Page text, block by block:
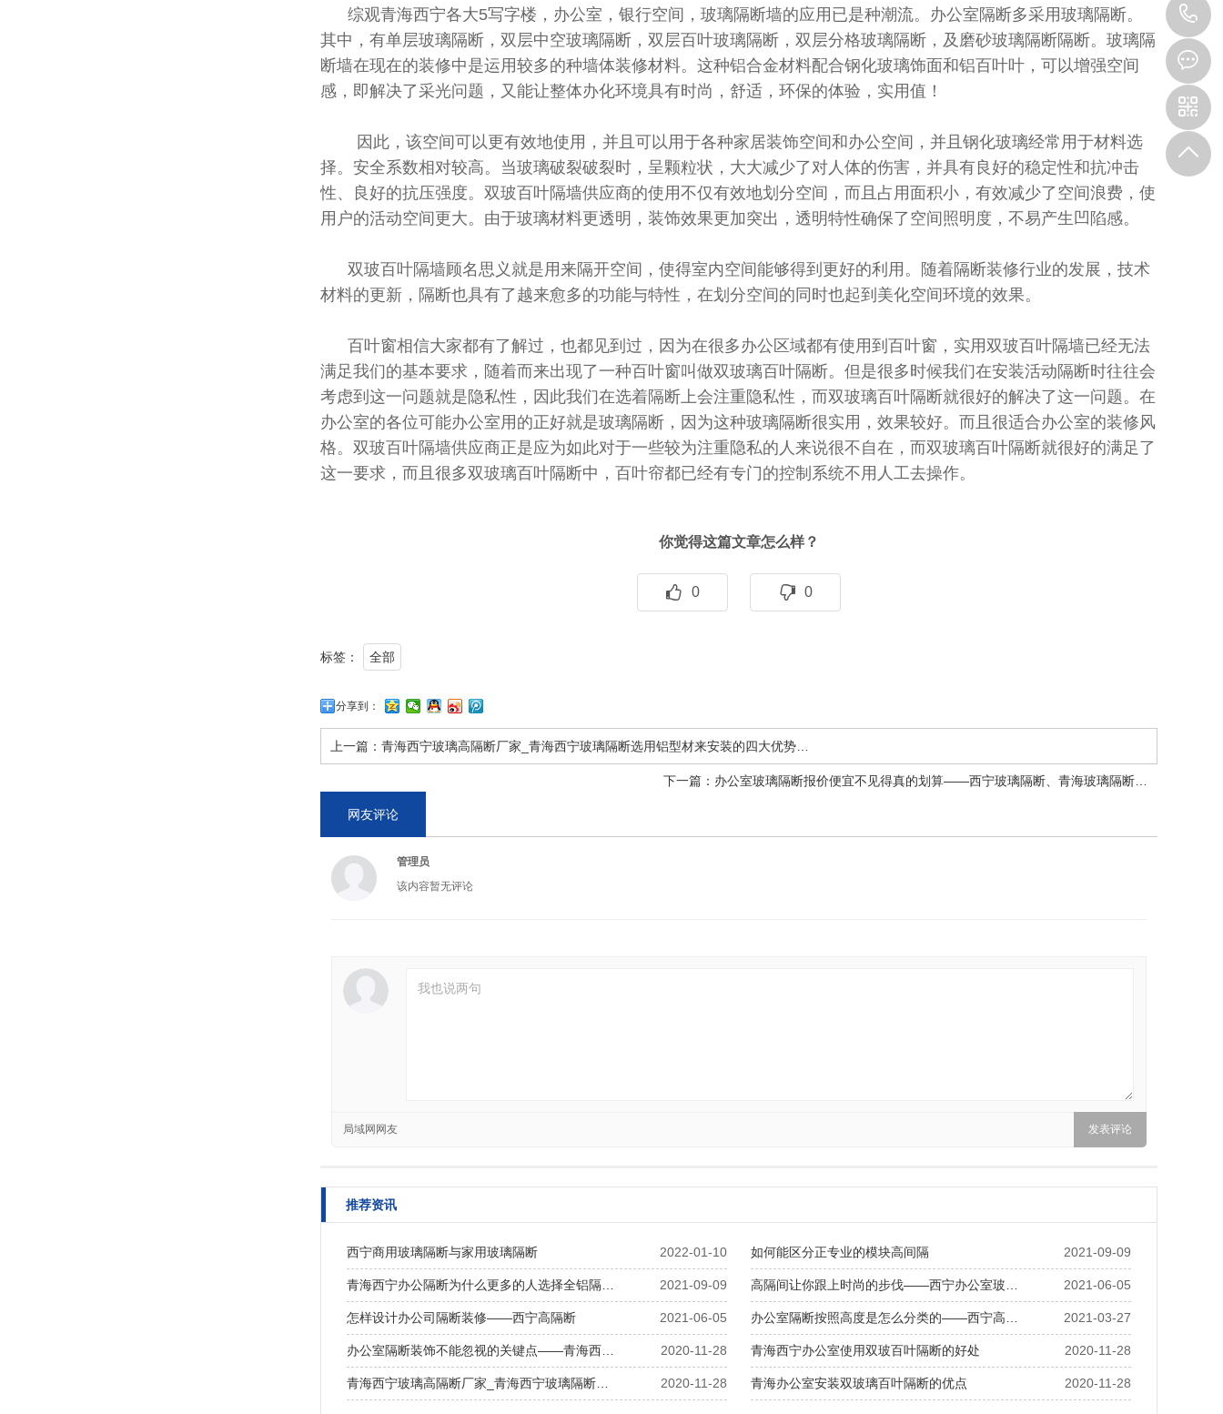
综观青海西宁各大5写字楼，办公室，银行空间，玻璃隔断墙的应用已是种潮流。办公室隔断多采用玻璃隔断。
其中，有单层玻璃隔断，双层中空玻璃隔断，双层百叶玻璃隔断，双层分格玻璃隔断，及磨砂玻璃隔断隔断。玻璃隔
断墙在现在的装修中是运用较多的种墙体装修材料。这种铝合金材料配合钢化玻璃饰面和铝百叶叶，可以增强空间
感，即解决了采光问题，又能让整体办化环境具有时尚，舒适，环保的体验，实用值！
因此，该空间可以更有效地使用，并且可以用于各种家居装饰空间和办公空间，并且钢化玻璃经常用于材料选
择。安全系数相对较高。当玻璃破裂破裂时，呈颗粒状，大大减少了对人体的伤害，并具有良好的稳定性和抗冲击
性、良好的抗压强度。双玻百叶隔墙供应商的使用不仅有效地划分空间，而且占用面积小，有效减少了空间浪费，使
用户的活动空间更大。由于玻璃材料更透明，装饰效果更加突出，透明特性确保了空间照明度，不易产生凹陷感。
双玻百叶隔墙顾名思义就是用来隔开空间，使得室内空间能够得到更好的利用。随着隔断装修行业的发展，技术
材料的更新，隔断也具有了越来愈多的功能与特性，在划分空间的同时也起到美化空间环境的效果。
百叶窗相信大家都有了解过，也都见到过，因为在很多办公区域都有使用到百叶窗，实用双玻百叶隔墙已经无法
满足我们的基本要求，随着而来出现了一种百叶窗叫做双玻璃百叶隔断。但是很多时候我们在安装活动隔断时往往会
考虑到这一问题就是隐私性，因此我们在选着隔断上会注重隐私性，而双玻璃百叶隔断就很好的解决了这一问题。在
办公室的各位可能办公室用的正好就是玻璃隔断，因为这种玻璃隔断很实用，效果较好。而且很适合办公室的装修风
格。双玻百叶隔墙供应商正是应为如此对于一些较为注重隐私的人来说很不自在，而双玻璃百叶隔断就很好的满足了
这一要求，而且很多双玻璃百叶隔断中，百叶帘都已经有专门的控制系统不用人工去操作。
你觉得这篇文章怎么样？
0 0
标签： 全部
分享到：
上一篇： 青海西宁玻璃高隔断厂家_青海西宁玻璃隔断选用铝型材来安装的四大优势…
下一篇： 办公室玻璃隔断报价便宜不见得真的划算——西宁玻璃隔断、青海玻璃隔断…
网友评论
管理员
该内容暂无评论
局域网网友
推荐资讯
2022-01-10
西宁商用玻璃隔断与家用玻璃隔断 2021-09-09
如何能区分正专业的模块高间隔
2021-09-09
青海西宁办公隔断为什么更多的人选择全铝隔… 2021-06-05
高隔间让你跟上时尚的步伐——西宁办公室玻…
2021-06-05
怎样设计办公司隔断装修——西宁高隔断 2021-03-27
办公室隔断按照高度是怎么分类的——西宁高…
2020-11-28
办公室隔断装饰不能忽视的关键点——青海西… 2020-11-28
青海西宁办公室使用双玻百叶隔断的好处
2020-11-28
青海西宁玻璃高隔断厂家_青海西宁玻璃隔断… 2020-11-28
青海办公室安装双玻璃百叶隔断的优点